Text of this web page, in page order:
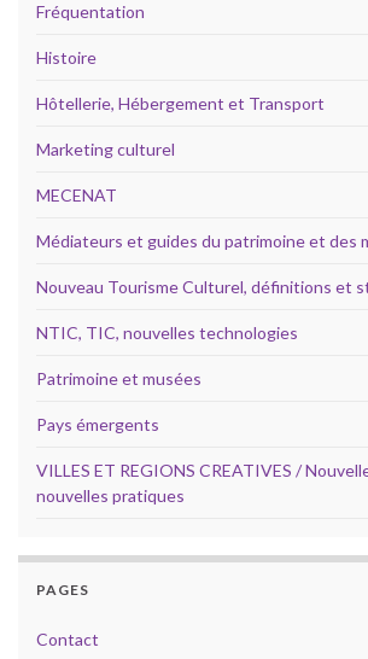
Fréquentation
Histoire
Hôtellerie, Hébergement et Transport
Marketing culturel
MECENAT
Médiateurs et guides du patrimoine et des
Nouveau Tourisme Culturel, définitions et
NTIC, TIC, nouvelles technologies
Patrimoine et musées
Pays émergents
VILLES ET REGIONS CREATIVES /
nouvelles pratiques
PAGES
Contact